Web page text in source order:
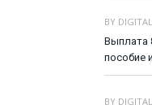
BY
Выплата
пособие
BY